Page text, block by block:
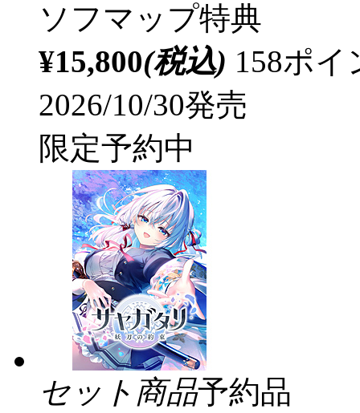
ソフマップ特典
¥15,800(税込) 158ポ
2026/10/30発売
限定予約中
セット商品予約品